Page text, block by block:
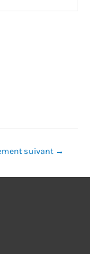
suivant →